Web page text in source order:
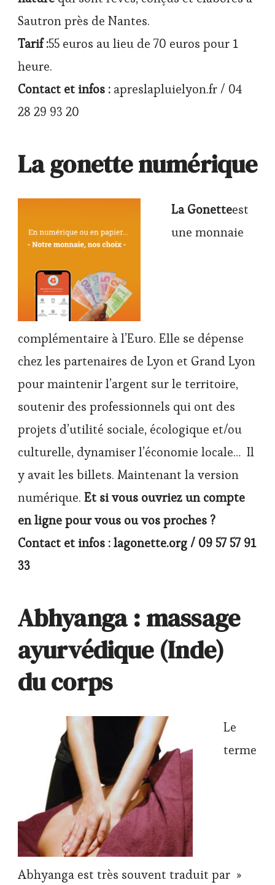
Sautron près de Nantes.
Tarif :55 euros au lieu de 70 euros pour 1
heure.
Contact et infos : apreslapluielyon.fr / 04
28 29 93 20
La gonette numérique
La Gonetteest
une monnaie
complémentaire à l’Euro. Elle se dépense
chez les partenaires de Lyon et Grand Lyon
pour maintenir l’argent sur le territoire,
soutenir des professionnels qui ont des
projets d’utilité sociale, écologique et/ou
culturelle, dynamiser l’économie locale… Il
y avait les billets. Maintenant la version
numérique. Et si vous ouvriez un compte
en ligne pour vous ou vos proches ?
Contact et infos : lagonette.org / 09 57 57 91
33
Abhyanga : massage
ayurvédique (Inde)
du corps
Le
terme
Abhyanga est très souvent traduit par »